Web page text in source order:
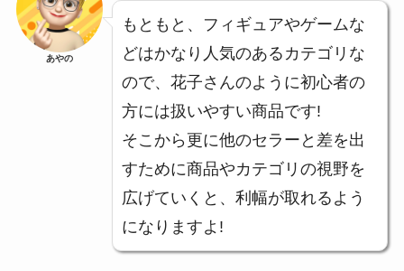
あやの
もともと、フィギュアやゲームな
どはかなり人気のあるカテゴリな
ので、花子さんのように初心者の
方には扱いやすい商品です!
そこから更に他のセラーと差を出
すために商品やカテゴリの視野を
広げていくと、利幅が取れるよう
になりますよ!